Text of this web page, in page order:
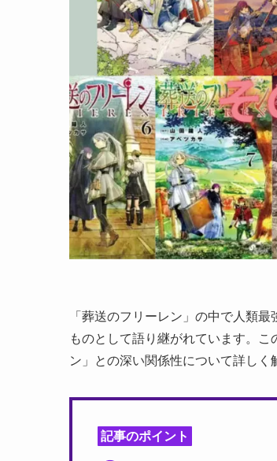
「葬送のフリーレン」の中で人類
ものとして語り継がれています。
ン」との深い関係性について詳しく
記事のポイント